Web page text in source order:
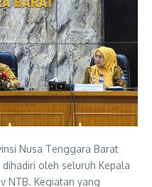
Nusa Tenggara Barat
oleh seluruh Kepala
NTB. Kegiatan yang